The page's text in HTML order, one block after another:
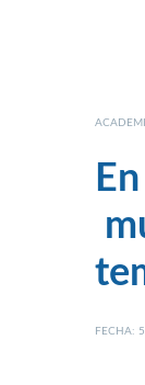
FECHA: